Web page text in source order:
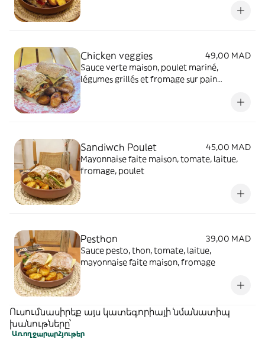
Chicken veggies
49,00 MAD
Sauce verte maison, poulet mariné,
légumes grillés et fromage sur pain
Sandiwch Poulet
45,00 MAD
Mayonnaise faite maison, tomate, laitue,
fromage, poulet
Pesthon
39,00 MAD
Sauce pesto, thon, tomate, laitue,
mayonnaise faite maison, fromage
Ուսումնասիրեք այս կատեգորիայի նմանատիպ
խանութները՝
ԱռողջարարՀյութեր